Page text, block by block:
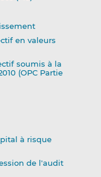
en valeurs
soumis à la
(OPC Partie
à risque
de l'audit